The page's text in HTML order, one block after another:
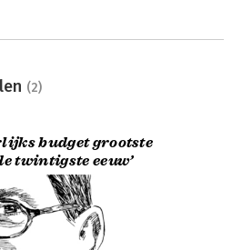
(2)
budget grootste
twintigste eeuw’